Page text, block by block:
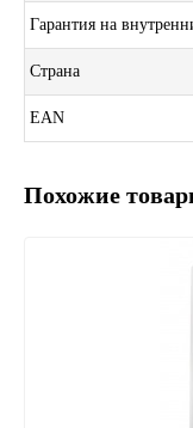
Гарантия на
Страна
EAN
Похожие